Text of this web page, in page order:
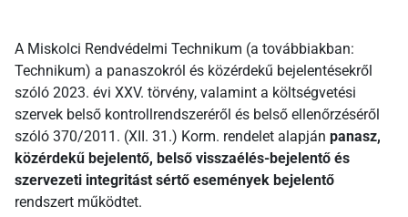
A Miskolci Rendvédelmi Technikum (a továbbiakban:
Technikum) a panaszokról és közérdekű bejelentésekről
szóló 2023. évi XXV. törvény, valamint a költségvetési
szervek belső kontrollrendszeréről és belső ellenőrzéséről
szóló 370/2011. (XII. 31.) Korm. rendelet alapján panasz,
közérdekű bejelentő, belső visszaélés-bejelentő és
szervezeti integritást sértő események bejelentő
rendszert működtet.